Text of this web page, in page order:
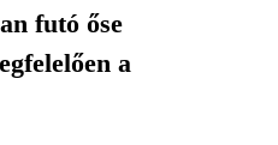
futó őse
a